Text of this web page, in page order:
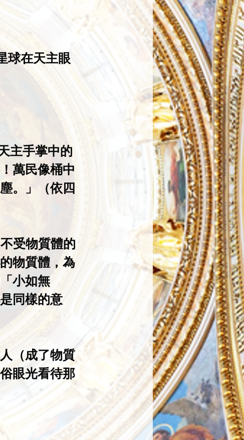
球在天主眼
主手掌中的
萬民像桶中
。」（依四
受物質體的
物質體，為
小如無
同樣的意
（成了物質
眼光看待那